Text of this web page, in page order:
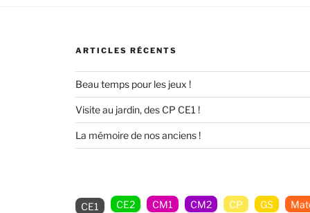
ARTICLES RÉCENTS
Beau temps pour les jeux !
Visite au jardin, des CP CE1 !
La mémoire de nos anciens !
CE1 CE2 CM1 CM2 CP GS